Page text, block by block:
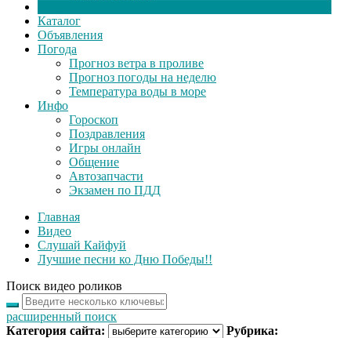
Каталог
Объявления
Погода
Прогноз ветра в проливе
Прогноз погоды на неделю
Температура воды в море
Инфо
Гороскоп
Поздравления
Игры онлайн
Общение
Автозапчасти
Экзамен по ПДД
Главная
Видео
Слушай Кайфуй
Лучшие песни ко Дню Победы!!
Поиск видео роликов
расширенный поиск
Категория сайта:
Рубрика: